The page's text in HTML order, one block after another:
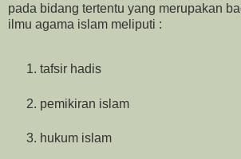
pada bidang tertentu yang merupakan
ilmu agama islam meliputi :
tafsir hadis
pemikiran islam
hukum islam